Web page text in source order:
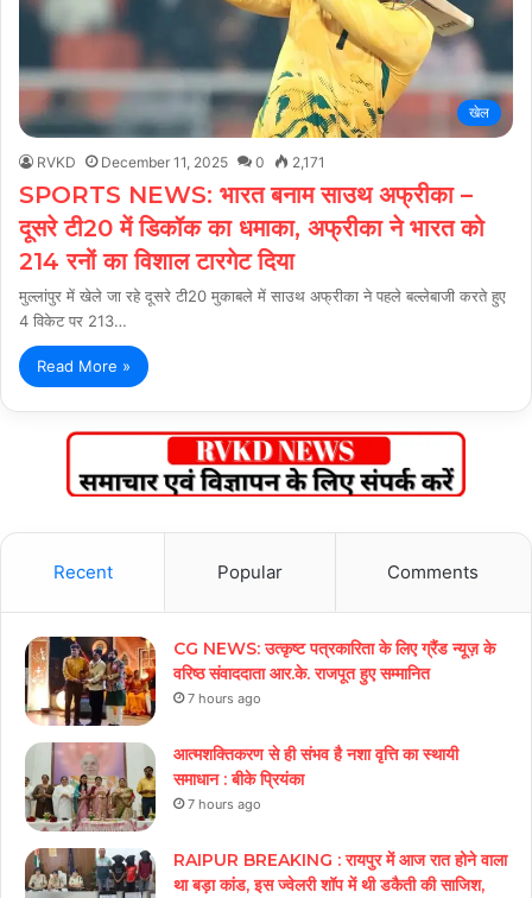
खेल
RVKD December 11, 2025 0 2,171
SPORTS NEWS: भारत बनाम साउथ अफ्रीका –
दूसरे टी20 में डिकॉक का धमाका, अफ्रीका ने भारत को
214 रनों का विशाल टारगेट दिया
मुल्लांपुर में खेले जा रहे दूसरे टी20 मुकाबले में साउथ अफ्रीका ने पहले बल्लेबाजी करते हुए
4 विकेट पर 213…
Read More »
Recent Popular Comments
CG NEWS: उत्कृष्ट पत्रकारिता के लिए ग्रैंड न्यूज़ के
वरिष्ठ संवाददाता आर.के. राजपूत हुए सम्मानित
7 hours ago
आत्मशक्तिकरण से ही संभव है नशा वृत्ति का स्थायी
समाधान : बीके प्रियंका
7 hours ago
RAIPUR BREAKING : रायपुर में आज रात होने वाला
था बड़ा कांड, इस ज्वेलरी शॉप में थी डकैती की साजिश,